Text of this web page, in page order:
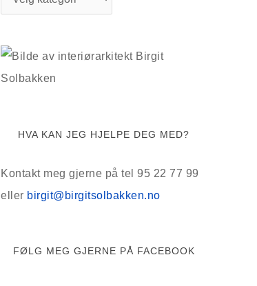
a
e
g
e
r
HVA KAN JEG HJELPE DEG MED?
Kontakt meg gjerne på tel 95 22 77 99
eller birgit@birgitsolbakken.no
FØLG MEG GJERNE PÅ FACEBOOK